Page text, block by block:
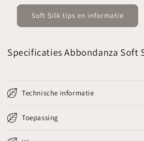
Soft Silk tips en informatie
Specificaties Abbondanza Soft
Technische informatie
Toepassing